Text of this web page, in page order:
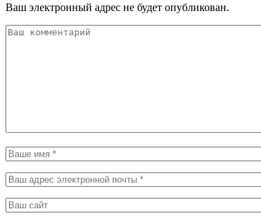
Ваш электронный адрес не будет опубликован.